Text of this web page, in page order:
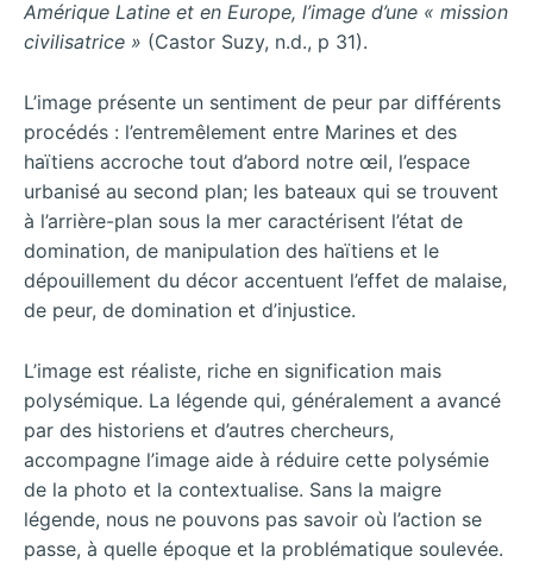
Amérique Latine et en Europe, l’image d’une « mission
civilisatrice » (Castor Suzy, n.d., p 31).
L’image présente un sentiment de peur par différents
procédés : l’entremêlement entre Marines et des
haïtiens accroche tout d’abord notre œil, l’espace
urbanisé au second plan; les bateaux qui se trouvent
à l’arrière-plan sous la mer caractérisent l’état de
domination, de manipulation des haïtiens et le
dépouillement du décor accentuent l’effet de malaise,
de peur, de domination et d’injustice.
L’image est réaliste, riche en signification mais
polysémique. La légende qui, généralement a avancé
par des historiens et d’autres chercheurs,
accompagne l’image aide à réduire cette polysémie
de la photo et la contextualise. Sans la maigre
légende, nous ne pouvons pas savoir où l’action se
passe, à quelle époque et la problématique soulevée.